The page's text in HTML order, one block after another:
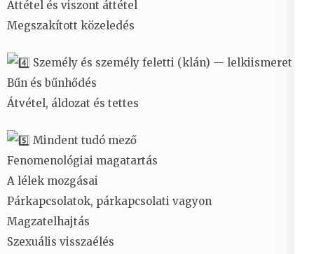
Áttétel és viszont áttétel
Megszakított közeledés
Személy és személy feletti (klán) — lelkiismeret
Bűn és bűnhődés
Átvétel, áldozat és tettes
Mindent tudó mező
Fenomenológiai magatartás
A lélek mozgásai
Párkapcsolatok, párkapcsolati vagyon
Magzatelhajtás
Szexuális visszaélés